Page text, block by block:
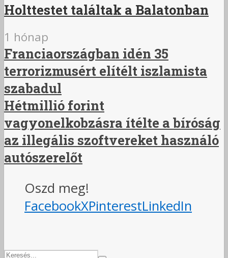
Holttestet találtak a Balatonban
1 hónap
Franciaországban idén 35
terrorizmusért elítélt iszlamista
szabadul
Hétmillió forint
vagyonelkobzásra ítélte a bíróság
az illegális szoftvereket használó
autószerelőt
Oszd meg!
FacebookXPinterestLinkedIn